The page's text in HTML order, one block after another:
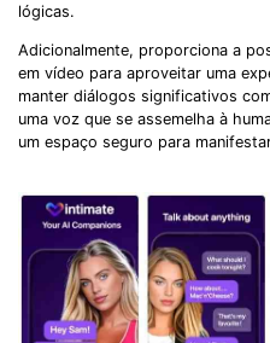
lógicas.
Adicionalmente, proporciona a
em vídeo para aproveitar uma
manter diálogos significativos
uma voz que se assemelha à
um espaço seguro para